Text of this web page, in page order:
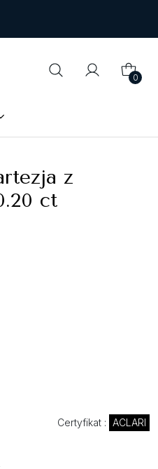
0
z
ct
Certyfikat : ACLARI